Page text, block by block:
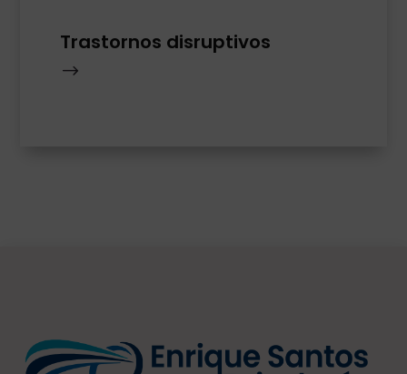
Trastornos disruptivos
$